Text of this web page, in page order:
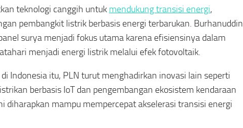
teknologi canggih untuk mendukung transisi energi,
pembangkit listrik berbasis energi terbarukan. Burhanuddin
surya menjadi fokus utama karena efisiensinya dalam
menjadi energi listrik melalui efek fotovoltaik.
Indonesia itu, PLN turut menghadirkan inovasi lain seperti
berbasis IoT dan pengembangan ekosistem kendaraan
diharapkan mampu mempercepat akselerasi transisi energi